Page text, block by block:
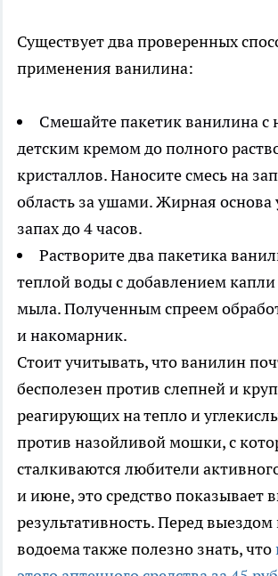
Существует два проверенных
применения ванилина:
Смешайте пакетик ванилина с
детским кремом до полного
кристаллов. Наносите смесь на
область за ушами. Жирная основа
запах до 4 часов.
Растворите два пакетика
теплой воды с добавлением
мыла. Полученным спреем
и накомарник.
Стоит учитывать, что ванилин
бесполезен против слепней и
реагирующих на тепло и
против назойливой мошки, с
сталкиваются любители
и июне, это средство показывает
результативность. Перед выездом
водоема также полезно знать, что